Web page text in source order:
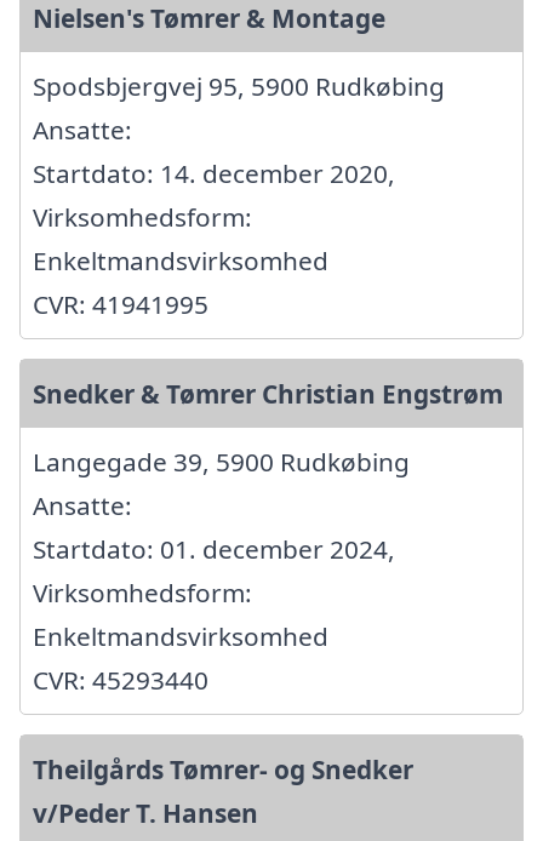
Nielsen's Tømrer & Montage
Spodsbjergvej 95, 5900 Rudkøbing
Ansatte:
Startdato: 14. december 2020,
Virksomhedsform:
Enkeltmandsvirksomhed
CVR: 41941995
Snedker & Tømrer Christian Engstrøm
Langegade 39, 5900 Rudkøbing
Ansatte:
Startdato: 01. december 2024,
Virksomhedsform:
Enkeltmandsvirksomhed
CVR: 45293440
Theilgårds Tømrer- og Snedker
v/Peder T. Hansen